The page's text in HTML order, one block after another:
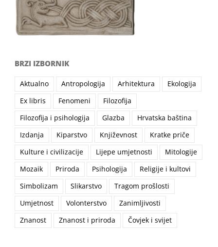
BRZI IZBORNIK
Aktualno Antropologija Arhitektura
Ekologija
Ex libris
Fenomeni
Filozofija
Filozofija i psihologija
Glazba
Hrvatska baština
Izdanja
Kiparstvo Književnost
Kratke priče
Kulture i civilizacije
Lijepe umjetnosti
Mitologije
Mozaik
Priroda Psihologija
Religije i kultovi
Simbolizam
Slikarstvo
Tragom prošlosti
Umjetnost
Volonterstvo
Zanimljivosti
Znanost
Znanost i priroda Čovjek i svijet